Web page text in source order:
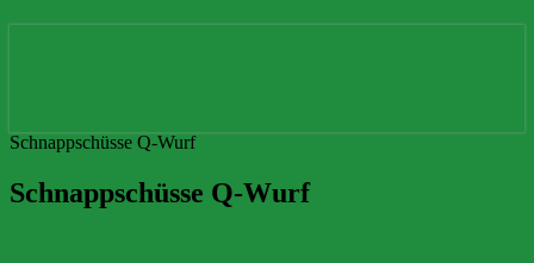
Schnappschüsse Q-Wurf
Schnappschüsse Q-Wurf